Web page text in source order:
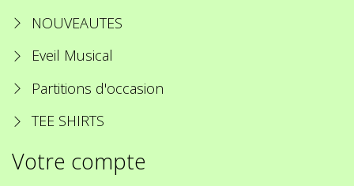
NOUVEAUTES
Eveil Musical
Partitions d'occasion
TEE SHIRTS
Votre compte